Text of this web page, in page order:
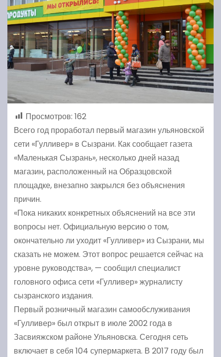
Просмотров: 162
Всего год проработал первый магазин ульяновской
сети «Гулливер» в Сызрани. Как сообщает газета
«Маленькая Сызрань», несколько дней назад
магазин, расположенный на Образцовской
площадке, внезапно закрылся без объяснения
причин.
«Пока никаких конкретных объяснений на все эти
вопросы нет. Официальную версию о том,
окончательно ли уходит «Гулливер» из Сызрани, мы
сказать не можем. Этот вопрос решается сейчас на
уровне руководства», — сообщил специалист
головного офиса сети «Гулливер» журналисту
сызранского издания.
Первый розничный магазин самообслуживания
«Гулливер» был открыт в июле 2002 года в
Засвияжском районе Ульяновска. Сегодня сеть
включает в себя 104 супермаркета. В 2017 году был